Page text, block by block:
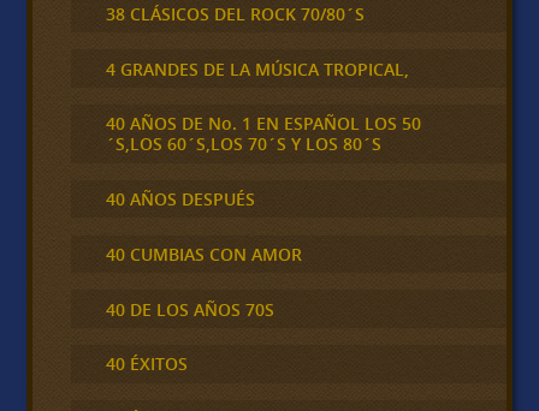
38 CLÁSICOS DEL ROCK 70/80´S
4 GRANDES DE LA MÚSICA TROPICAL,
40 AÑOS DE No. 1 EN ESPAÑOL LOS 50
´S,LOS 60´S,LOS 70´S Y LOS 80´S
40 AÑOS DESPUÉS
40 CUMBIAS CON AMOR
40 DE LOS AÑOS 70S
40 ÉXITOS